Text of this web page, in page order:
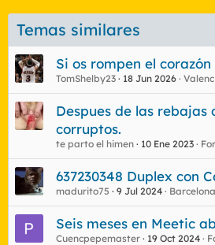
Temas similares
Si os rompen el
TomShelby23 18 Jun 2026
Despues de las rebajas
corruptos.
te parto el himen 10 Ene 2023
637230348 Duplex con
madurito75 9 Jul 2024 Barcelona
Seis meses en Meetic
Cuencpepemaster 19 Oct 2024